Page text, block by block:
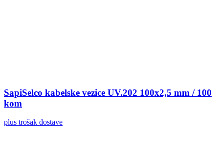
SapiSelco kabelske vezice UV.202 100x2,5 mm / 100
kom
plus trošak dostave